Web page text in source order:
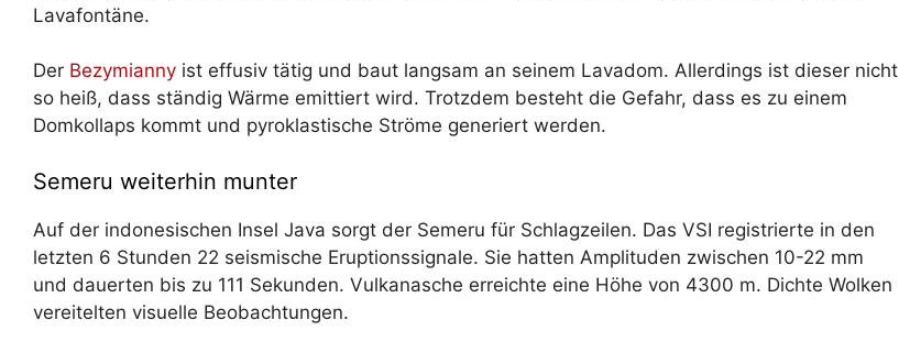
Lavafontäne.
Der Bezymianny ist effusiv tätig und baut langsam an seinem Lavadom. Allerdings ist dieser nicht
so heiß, dass ständig Wärme emittiert wird. Trotzdem besteht die Gefahr, dass es zu einem
Domkollaps kommt und pyroklastische Ströme generiert werden.
Semeru weiterhin munter
Auf der indonesischen Insel Java sorgt der Semeru für Schlagzeilen. Das VSI registrierte in den
letzten 6 Stunden 22 seismische Eruptionssignale. Sie hatten Amplituden zwischen 10-22 mm
und dauerten bis zu 111 Sekunden. Vulkanasche erreichte eine Höhe von 4300 m. Dichte Wolken
vereitelten visuelle Beobachtungen.